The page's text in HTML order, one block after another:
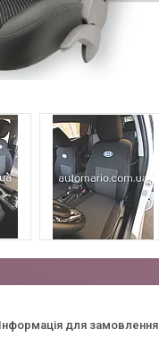
Інформація для замовлення